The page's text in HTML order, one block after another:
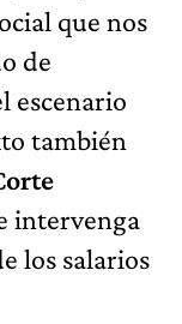
que nos
de
escenario
también
intervenga
los salarios